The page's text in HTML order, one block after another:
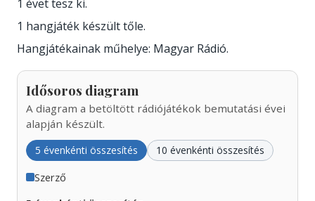
1 évet tesz ki.
1 hangjáték készült tőle.
Hangjátékainak műhelye: Magyar Rádió.
Idősoros diagram
A diagram a betöltött rádiójátékok bemutatási évei
alapján készült.
5 évenkénti összesítés 10 évenkénti összesítés
Szerző